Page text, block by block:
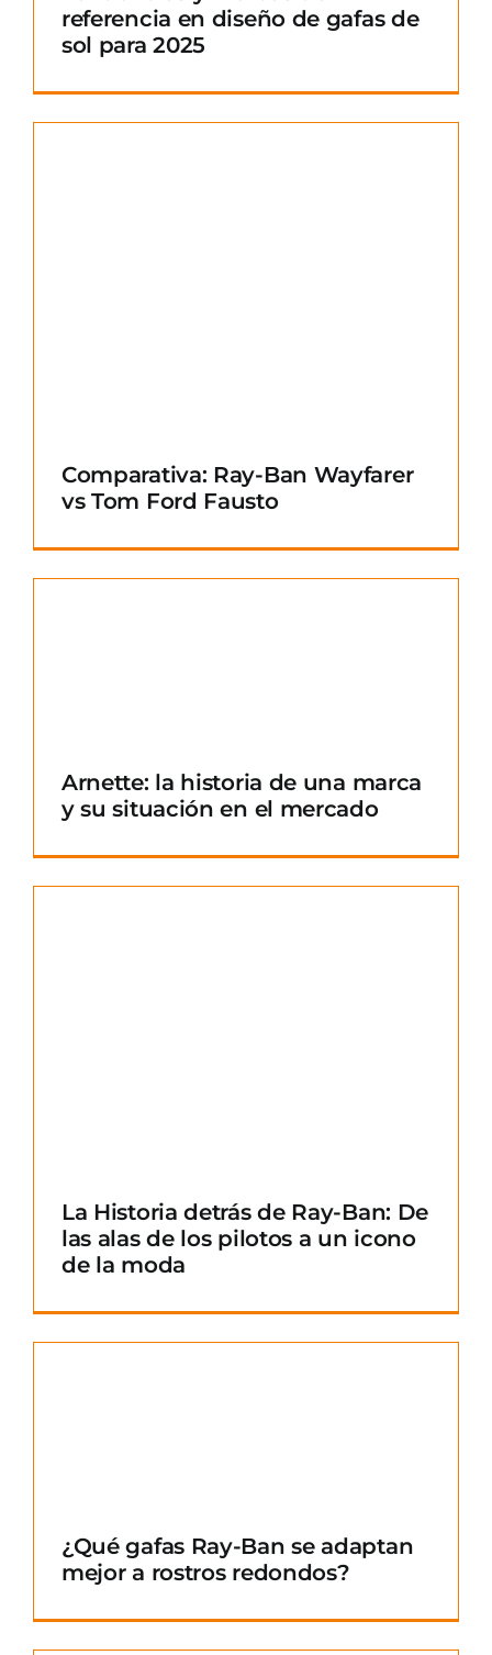
referencia en diseño de gafas de
sol para 2025
Comparativa: Ray-Ban Wayfarer
vs Tom Ford Fausto
Arnette: la historia de una marca
y su situación en el mercado
La Historia detrás de Ray-Ban: De
las alas de los pilotos a un icono
de la moda
¿Qué gafas Ray-Ban se adaptan
mejor a rostros redondos?